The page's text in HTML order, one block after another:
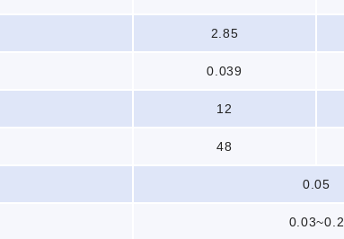
2.85
0.039
12
48
0.05
0.03~0.2